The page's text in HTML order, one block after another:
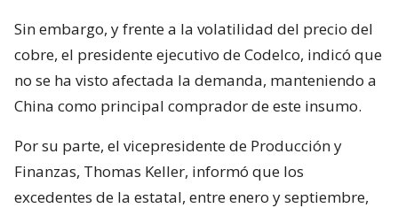
Sin embargo, y frente a la volatilidad del precio del
cobre, el presidente ejecutivo de Codelco, indicó que
no se ha visto afectada la demanda, manteniendo a
China como principal comprador de este insumo.
Por su parte, el vicepresidente de Producción y
Finanzas, Thomas Keller, informó que los
excedentes de la estatal, entre enero y septiembre,